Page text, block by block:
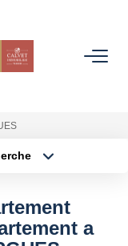
a